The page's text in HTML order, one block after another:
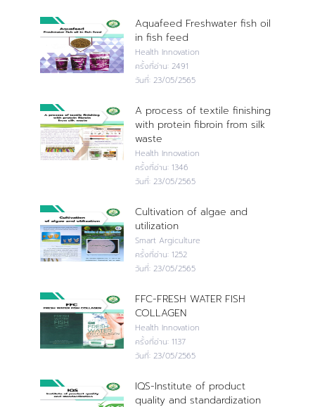
Aquafeed Freshwater fish oil
in fish feed
Health Innovation
ครั้งที่อ่าน: 2491
วันที่: 23/05/2565
A process of textile finishing
with protein fibroin from silk
waste
Health Innovation
ครั้งที่อ่าน: 1346
วันที่: 23/05/2565
Cultivation of algae and
utilization
Smart Argiculture
ครั้งที่อ่าน: 1252
วันที่: 23/05/2565
FFC-FRESH WATER FISH
COLLAGEN
Health Innovation
ครั้งที่อ่าน: 1137
วันที่: 23/05/2565
IQS-Institute of product
quality and standardization